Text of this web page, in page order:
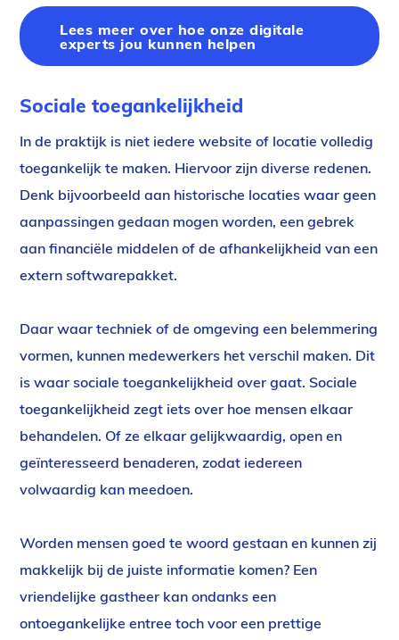
Lees meer over hoe onze digitale
experts jou kunnen helpen
Sociale toegankelijkheid
In de praktijk is niet iedere website of locatie volledig
toegankelijk te maken. Hiervoor zijn diverse redenen.
Denk bijvoorbeeld aan historische locaties waar geen
aanpassingen gedaan mogen worden, een gebrek
aan financiële middelen of de afhankelijkheid van een
extern softwarepakket.
Daar waar techniek of de omgeving een belemmering
vormen, kunnen medewerkers het verschil maken. Dit
is waar sociale toegankelijkheid over gaat. Sociale
toegankelijkheid zegt iets over hoe mensen elkaar
behandelen. Of ze elkaar gelijkwaardig, open en
geïnteresseerd benaderen, zodat iedereen
volwaardig kan meedoen.
Worden mensen goed te woord gestaan en kunnen zij
makkelijk bij de juiste informatie komen? Een
vriendelijke gastheer kan ondanks een
ontoegankelijke entree toch voor een prettige